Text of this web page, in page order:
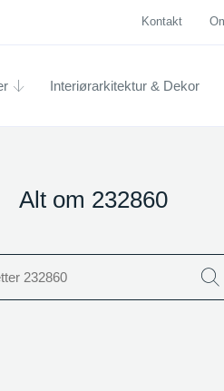
Kontakt
Interiørarkitektur & Dekor
Alt om 232860
Icon